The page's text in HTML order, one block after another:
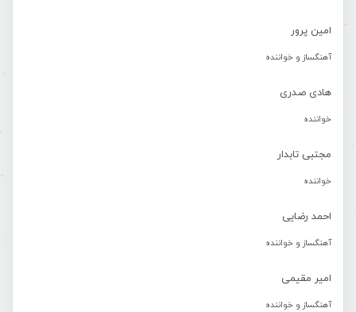
امین پرور
آهنگساز و خواننده
هادی صدری
خواننده
مجتبی تابدار
خواننده
احمد رضایی
آهنگساز و خواننده
امیر مقیمی
آهنگساز و خواننده